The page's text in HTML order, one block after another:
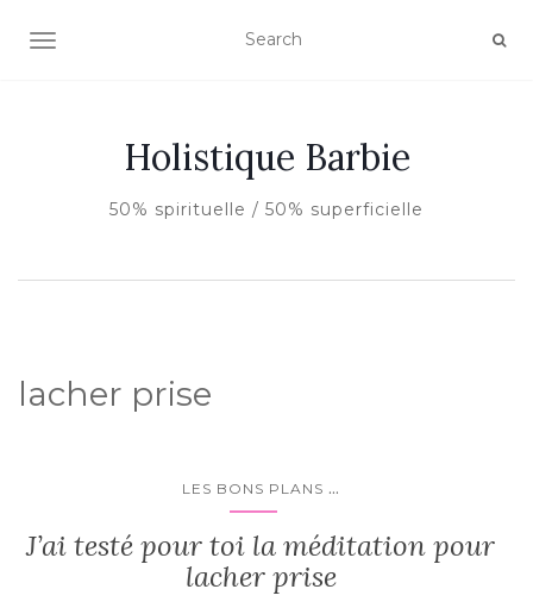
AFFICHER/MASQUER LA NAVIGATION
Holistique Barbie
50% spirituelle / 50% superficielle
lacher prise
LES BONS PLANS ...
J’ai testé pour toi la méditation pour
lacher prise